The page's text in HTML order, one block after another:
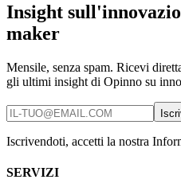
Insight
maker
Mensile, senza spam. Ricevi
gli ultimi insight di Opinno su
Iscrivendoti, accetti la nostra
SERVIZI